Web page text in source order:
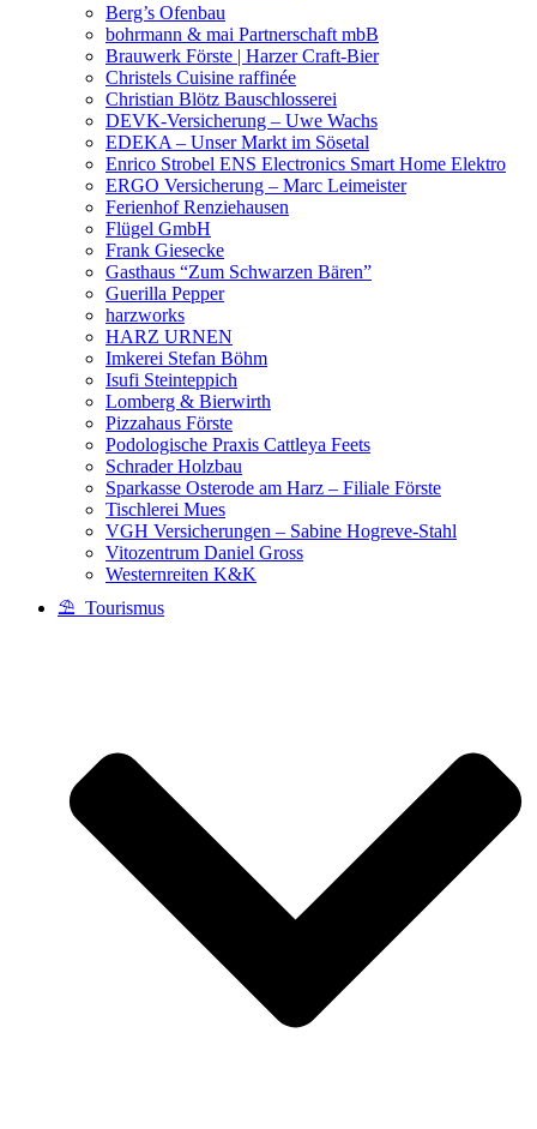
Berg’s Ofenbau
bohrmann & mai Partnerschaft mbB
Brauwerk Förste | Harzer Craft-Bier
Christels Cuisine raffinée
Christian Blötz Bauschlosserei
DEVK-Versicherung – Uwe Wachs
EDEKA – Unser Markt im Sösetal
Enrico Strobel ENS Electronics Smart Home Elektro
ERGO Versicherung – Marc Leimeister
Ferienhof Renziehausen
Flügel GmbH
Frank Giesecke
Gasthaus “Zum Schwarzen Bären”
Guerilla Pepper
harzworks
HARZ URNEN
Imkerei Stefan Böhm
Isufi Steinteppich
Lomberg & Bierwirth
Pizzahaus Förste
Podologische Praxis Cattleya Feets
Schrader Holzbau
Sparkasse Osterode am Harz – Filiale Förste
Tischlerei Mues
VGH Versicherungen – Sabine Hogreve-Stahl
Vitozentrum Daniel Gross
Westernreiten K&K
⛱️ Tourismus